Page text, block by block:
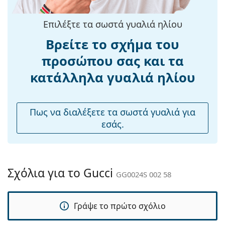
Βάρος:
150 γρ
μαξιλάρια
Αξεσουάρ
θήκη:
Ναι
καθαρισμού:
Ναι
Τύπος:
Γυναικεία
Μάρκα:
Gucci
Χρήση:
Μόδα
GG0024S 002 58
Επιλέξτε τα σωστά γυαλιά ηλίου
Βρείτε το σχήμα του
προσώπου σας και τα
κατάλληλα γυαλιά ηλίου
Πως να διαλέξετε τα σωστά γυαλιά για
εσάς.
Σχόλια για το Gucci GG0024S 002 58
Γράψε το πρώτο σχόλιο